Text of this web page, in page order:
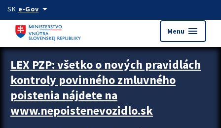
Preskocit na hlavný obsah
SK e-Govarrow_drop_down
Menu menu
Zastavit automatický posun upútavok
LEX PZP: všetko o nových pravidlách
kontroly povinného zmluvného
poistenia nájdete na
www.nepoistenevozidlo.sk